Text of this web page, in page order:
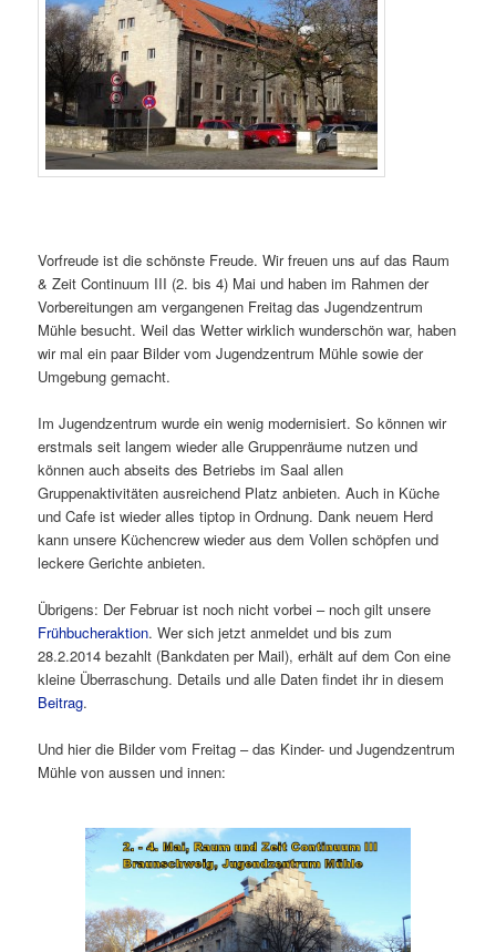
Vorfreude ist die schönste Freude. Wir freuen uns auf das Raum
& Zeit Continuum III (2. bis 4) Mai und haben im Rahmen der
Vorbereitungen am vergangenen Freitag das Jugendzentrum
Mühle besucht. Weil das Wetter wirklich wunderschön war, haben
wir mal ein paar Bilder vom Jugendzentrum Mühle sowie der
Umgebung gemacht.
Im Jugendzentrum wurde ein wenig modernisiert. So können wir
erstmals seit langem wieder alle Gruppenräume nutzen und
können auch abseits des Betriebs im Saal allen
Gruppenaktivitäten ausreichend Platz anbieten. Auch in Küche
und Cafe ist wieder alles tiptop in Ordnung. Dank neuem Herd
kann unsere Küchencrew wieder aus dem Vollen schöpfen und
leckere Gerichte anbieten.
Übrigens: Der Februar ist noch nicht vorbei – noch gilt unsere
Frühbucheraktion. Wer sich jetzt anmeldet und bis zum
28.2.2014 bezahlt (Bankdaten per Mail), erhält auf dem Con eine
kleine Überraschung. Details und alle Daten findet ihr in diesem
Beitrag.
Und hier die Bilder vom Freitag – das Kinder- und Jugendzentrum
Mühle von aussen und innen: